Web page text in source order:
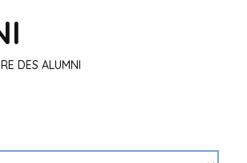
DES ALUMNI